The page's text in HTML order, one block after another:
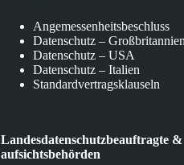
Angemessenheitsbeschluss
Datenschutz – Großbritannien
Datenschutz – USA
Datenschutz – Italien
Standardvertragsklauseln
Landesdatenschutzbeauftragte
aufsichtsbehörden